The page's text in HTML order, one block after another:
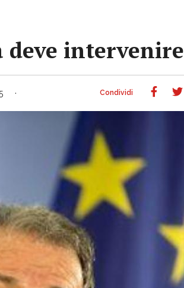
deve intervenire